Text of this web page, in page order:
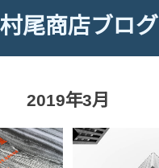
村尾商店ブログ
2019年3月